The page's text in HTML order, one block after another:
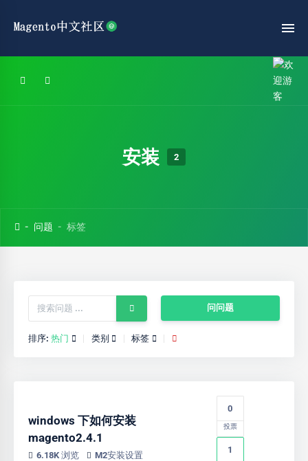
安装 2
问题 标签
问问题
排序: 热门 类别 标签
windows 下如何安装
magento2.4.1
6.18K 浏览 M2安装设置
0
投票
1